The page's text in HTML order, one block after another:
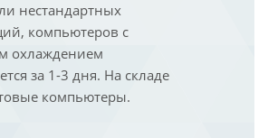
нестандартных
компьютеров с
охлаждением
за 1-3 дня. На складе
компьютеры.